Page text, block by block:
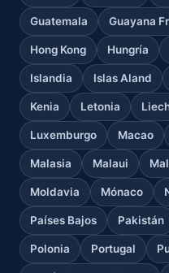
Guatemala Guayana
Hong Kong Hungría
Islandia Islas Aland
Kenia Letonia
Luxemburgo Macao
Malasia Malaui
Moldavia Mónaco
Países Bajos Pakistán
Polonia Portugal